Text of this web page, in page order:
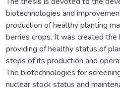
biotechnologies and
production of healthy planting
berries crops. It was created
providing of healthy status of
steps of its production and
The biotechnologies for
nuclear stock status and